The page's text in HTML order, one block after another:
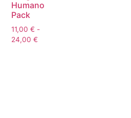
Humano
Pack
11,00 € -
24,00 €